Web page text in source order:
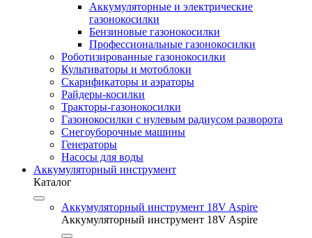
Аккумуляторные и электрические
газонокосилки
Бензиновые газонокосилки
Профессиональные газонокосилки
Роботизированные газонокосилки
Культиваторы и мотоблоки
Скарификаторы и аэраторы
Райдеры-косилки
Тракторы-газонокосилки
Газонокосилки с нулевым радиусом разворота
Снегоуборочные машины
Генераторы
Насосы для воды
Аккумуляторный инструмент
Каталог
Аккумуляторный инструмент 18V Aspire
Аккумуляторный инструмент 18V Aspire